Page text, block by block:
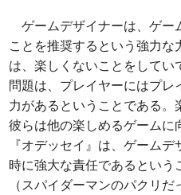
ゲームデザイナーは、ゲー
ことを推奨するという強力
は、楽しくないことをしてい
問題は、プレイヤーにはプ
力があるということである。
彼らは他の楽しめるゲームに
『オデッセイ』は、ゲーム
時に強大な責任であるという
（スパイダーマンのパクリだ